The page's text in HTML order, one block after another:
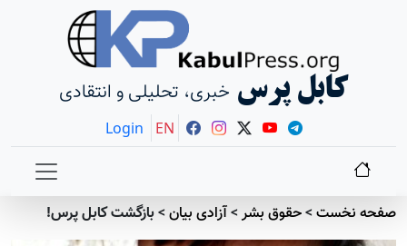
کابل پرس خبری، تحلیلی و انتقادی
Login EN
صفحه نخست>حقوق بشر>آزادی بيان>بازگشت کابل پرس!